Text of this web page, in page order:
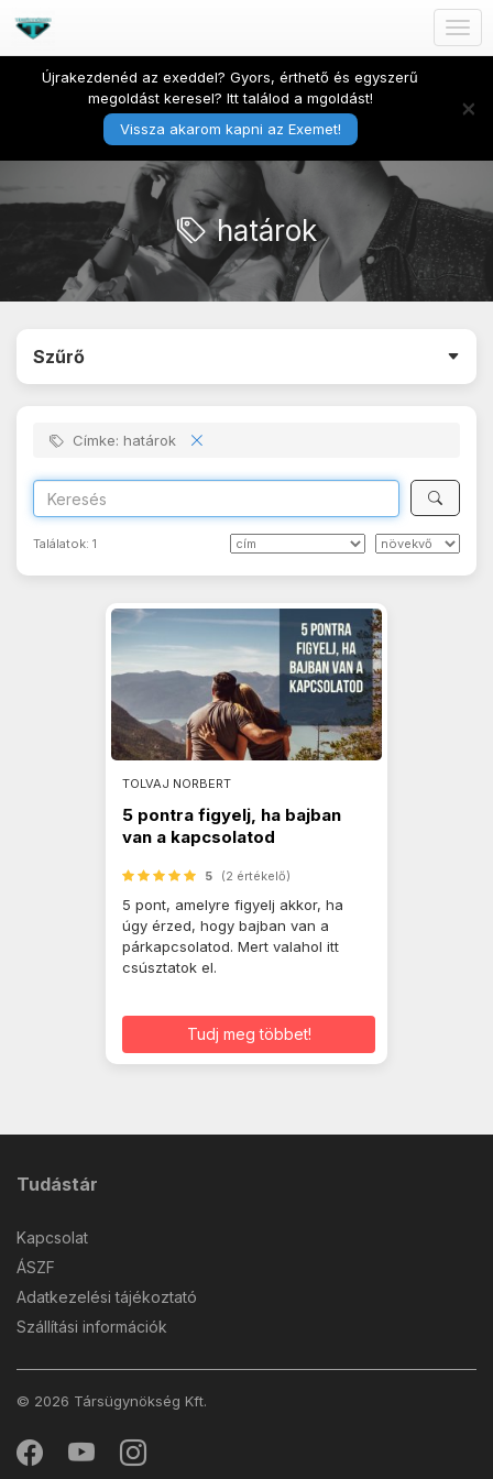
Újrakezdenéd az exeddel? Gyors, érthető és egyszerű
megoldást keresel? Itt találod a mgoldást!
Vissza akarom kapni az Exemet!
×
határok
Szűrő
Címke: határok
Találatok: 1
TOLVAJ NORBERT
5 pontra figyelj, ha bajban
van a kapcsolatod
5 (2 értékelő)
5 pont, amelyre figyelj akkor, ha
úgy érzed, hogy bajban van a
párkapcsolatod. Mert valahol itt
csúsztatok el.
Tudj meg többet!
Tudástár
Kapcsolat
ÁSZF
Adatkezelési tájékoztató
Szállítási információk
© 2026 Társügynökség Kft.